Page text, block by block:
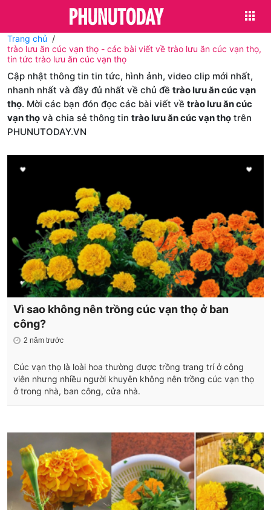
Trang chủ
trào lưu ăn cúc vạn thọ - các bài viết về trào lưu ăn cúc vạn thọ,
tin tức trào lưu ăn cúc vạn thọ
Cập nhật thông tin tin tức, hình ảnh, video clip mới nhất,
nhanh nhất và đầy đủ nhất về chủ đề trào lưu ăn cúc vạn
thọ. Mời các bạn đón đọc các bài viết về trào lưu ăn cúc
vạn thọ và chia sẻ thông tin trào lưu ăn cúc vạn thọ trên
PHUNUTODAY.VN
Vì sao không nên trồng cúc vạn thọ ở ban
công?
2 năm trước
Cúc vạn thọ là loài hoa thường được trồng trang trí ở công
viên nhưng nhiều người khuyên không nên trồng cúc vạn thọ
ở trong nhà, ban công, cửa nhà.